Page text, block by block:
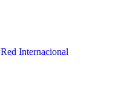
Internacional